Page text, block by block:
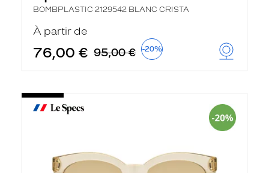
BOMBPLASTIC 2129542 BLANC CRISTA
À partir de
76,00 € 95,00 € -20%